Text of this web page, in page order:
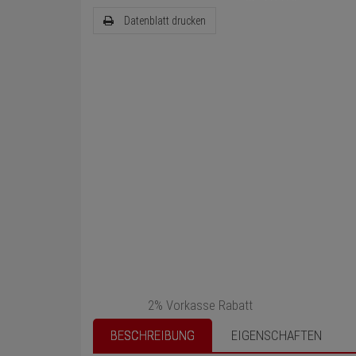
Datenblatt drucken
2% Vorkasse Rabatt
BESCHREIBUNG
EIGENSCHAFTEN